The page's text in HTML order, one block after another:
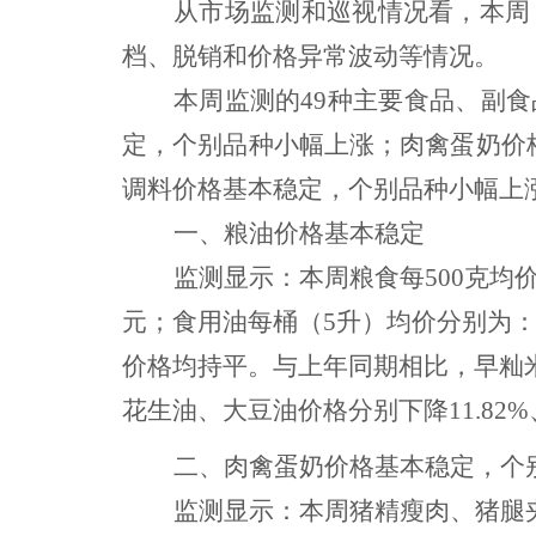
从市场监测 和巡视情况看 ， 本周
档、脱销和价格异常波动等情况。
本周监测的49种主要食品、副
定，个别品种小幅上涨；肉禽蛋奶
调料价格基本稳定，个别品种小幅
一、粮油价格基本稳定
监测显示：本周粮食每500克均
元；食用油每桶（5升）均价分别为
价格均持平。 与上年同期相比， 早籼
花生油、大豆油价格分别下降
二、 肉禽蛋奶价格基本稳定，个
监测显示：本周猪精瘦肉、猪腿